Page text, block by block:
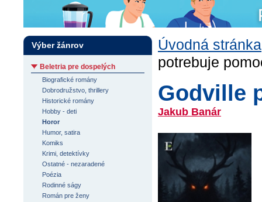
Úvodná stránka
potrebuje
Godville
Jakub Banár
Výber žánrov
Beletria pre dospelých
Biografické romány
Dobrodružstvo, thrillery
Historické romány
Hobby - deti
Horor
Humor, satira
Komiks
Krimi, detektívky
Ostatné - nezaradené
Poézia
Rodinné ságy
Román pre ženy